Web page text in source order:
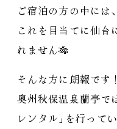
ご宿泊の方の中には、
これを目当てに仙台
れません🎋
そんな方に朗報です！
奥州秋保温泉蘭亭で
レンタル 」を行って